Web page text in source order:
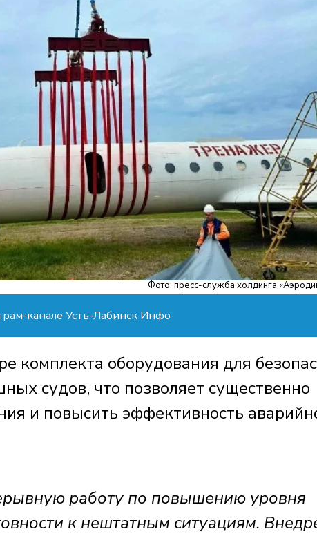
Фото: пресс-служба холдинга
канале Усть-Лабинск Инфо
комплекта оборудования для
судов, что позволяет существенно
и повысить эффективность
работу по повышению уровня
к нештатным ситуациям.